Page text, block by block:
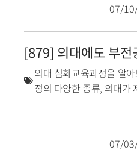
07/
[879] 의대에도 부전
의대 심화교육과정을 알
정의 다양한 종류, 의대가
07/